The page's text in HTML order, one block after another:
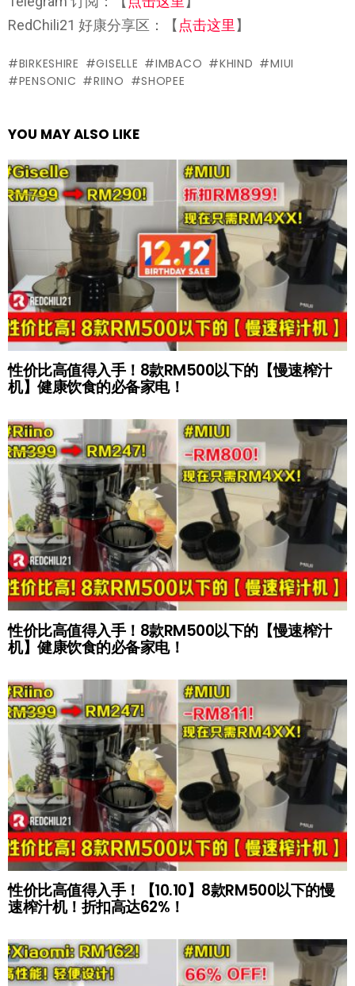
RedChili21 好康分享区：【 点击这里 】
BIRKESHIRE GISELLE IMBACO KHIND
MIUI
PENSONIC
RIINO SHOPEE
YOU MAY ALSO LIKE
性价比高值得入手！8款RM500以下的【慢速榨汁
机】健康饮食的必备家电！
性价比高值得入手！8款RM500以下的【慢速榨汁
机】健康饮食的必备家电！
性价比高值得入手！【10.10】8款RM500以下的慢
速榨汁机！折扣高达62%！